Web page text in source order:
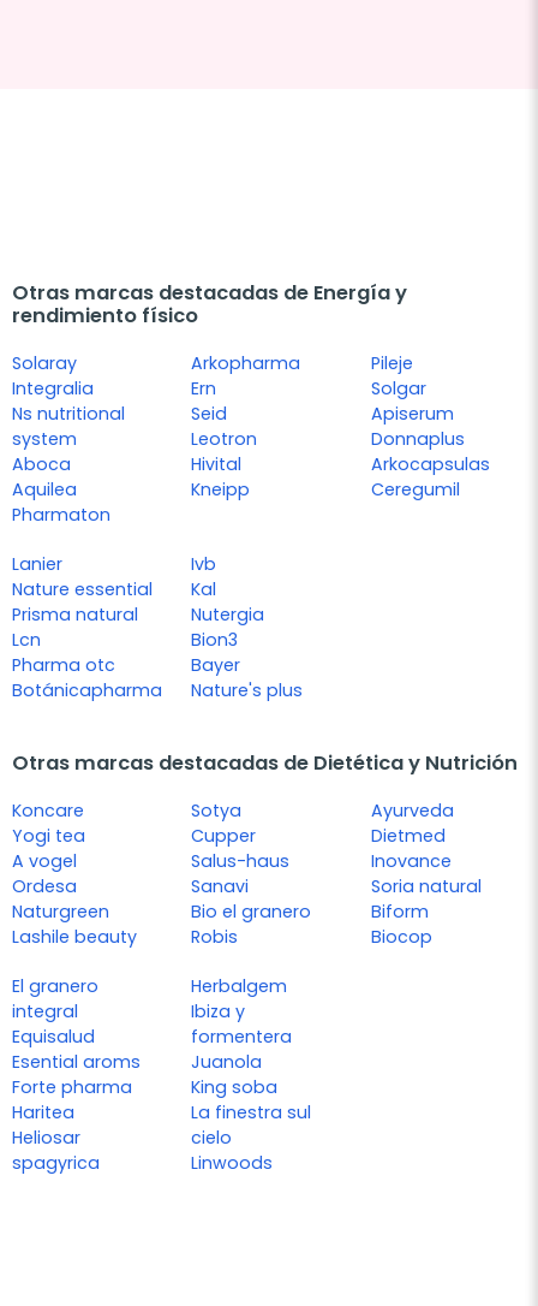
Otras marcas destacadas de Energía y
rendimiento físico
Solaray
Integralia
Ns nutritional
system
Aboca
Aquilea
Pharmaton
Arkopharma
Ern
Seid
Leotron
Hivital
Kneipp
Pileje
Solgar
Apiserum
Donnaplus
Arkocapsulas
Ceregumil
Lanier
Nature essential
Prisma natural
Lcn
Pharma otc
Botánicapharma
Ivb
Kal
Nutergia
Bion3
Bayer
Nature's plus
Otras marcas destacadas de Dietética y Nutrición
Koncare
Yogi tea
A vogel
Ordesa
Naturgreen
Lashile beauty
Sotya
Cupper
Salus-haus
Sanavi
Bio el granero
Robis
Ayurveda
Dietmed
Inovance
Soria natural
Biform
Biocop
El granero
integral
Equisalud
Esential aroms
Forte pharma
Haritea
Heliosar
spagyrica
Herbalgem
Ibiza y
formentera
Juanola
King soba
La finestra sul
cielo
Linwoods